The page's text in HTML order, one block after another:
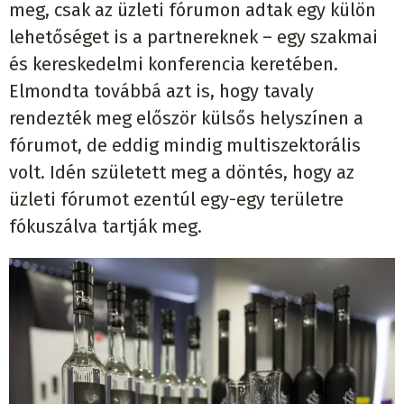
meg, csak az üzleti fórumon adtak egy külön
lehetőséget is a partnereknek – egy szakmai
és kereskedelmi konferencia keretében.
Elmondta továbbá azt is, hogy tavaly
rendezték meg először külsős helyszínen a
fórumot, de eddig mindig multiszektorális
volt. Idén született meg a döntés, hogy az
üzleti fórumot ezentúl egy-egy területre
fókuszálva tartják meg.